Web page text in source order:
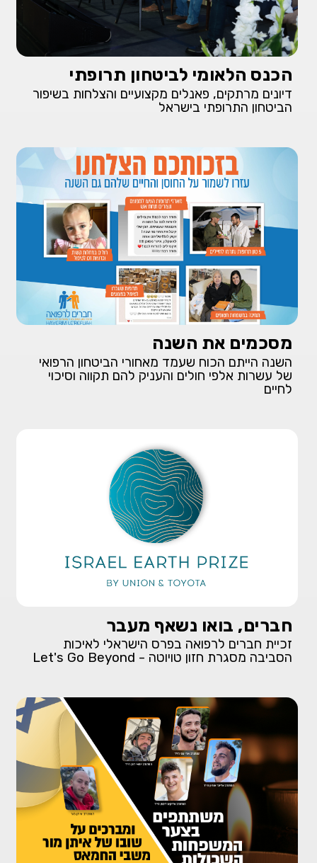
הכנס הלאומי לביטחון תרופתי
דיונים מרתקים, פאנלים מקצועיים והצלחות בשיפור
הביטחון התרופתי בישראל
מסכמים את השנה
השנה הייתם הכוח שעמד מאחורי הביטחון הרפואי
של עשרות אלפי חולים והעניק להם תקווה וסיכוי
לחיים
חברים, בואו נשאף מעבר
זכיית חברים לרפואה בפרס הישראלי לאיכות
הסביבה מסגרת חזון טויוטה - Let's Go Beyond